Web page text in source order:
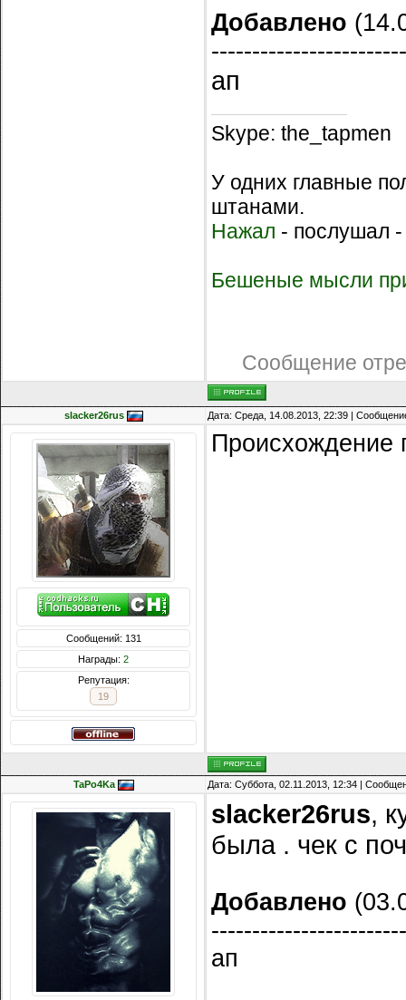
Добавлено
ап
Skype: the_tapmen
У одних главные
штанами.
Нажал - послушал -
Бешеные мысли
Сообщение
slacker26rus Дата: Среда, 14.08.2013, 22:39 |
Сообщений: 131
Награды: 2
Репутация:
19
Происхождение
TaPo4Ka Дата: Суббота, 02.11.2013, 12:34 |
slacker26rus,
была . чек с
Добавлено
ап